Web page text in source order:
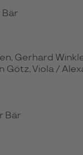
Bär
Gerhard
Viola /
Bär